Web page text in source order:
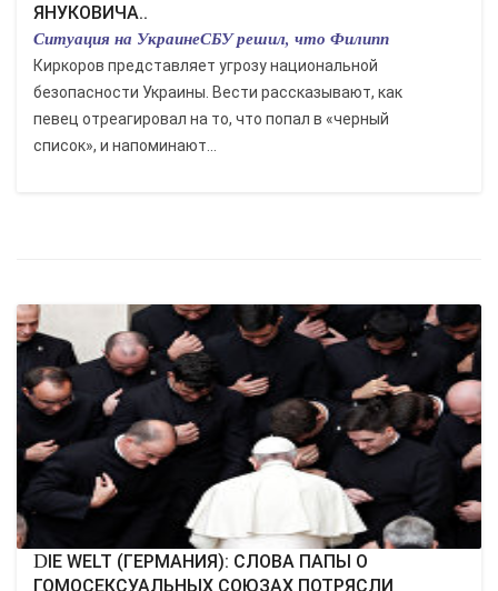
ЯНУКОВИЧА..
Ситуация на УкраинеСБУ решил, что Филипп
Киркоров представляет угрозу национальной
безопасности Украины. Вести рассказывают, как
певец отреагировал на то, что попал в «черный
список», и напоминают...
DIE WELT (ГЕРМАНИЯ): СЛОВА ПАПЫ О
ГОМОСЕКСУАЛЬНЫХ СОЮЗАХ ПОТРЯСЛИ